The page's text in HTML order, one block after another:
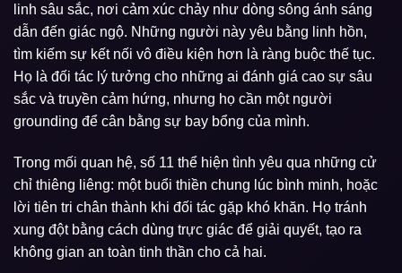
linh sâu sắc, nơi cảm xúc chảy như dòng sông ánh sáng
dẫn đến giác ngộ. Những người này yêu bằng linh hồn,
tìm kiếm sự kết nối vô điều kiện hơn là ràng buộc thế tục.
Họ là đối tác lý tưởng cho những ai đánh giá cao sự sâu
sắc và truyền cảm hứng, nhưng họ cần một người
grounding để cân bằng sự bay bổng của mình.
Trong mối quan hệ, số 11 thể hiện tình yêu qua những cử
chỉ thiêng liêng: một buổi thiền chung lúc bình minh, hoặc
lời tiên tri chân thành khi đối tác gặp khó khăn. Họ tránh
xung đột bằng cách dùng trực giác để giải quyết, tạo ra
không gian an toàn tinh thần cho cả hai.